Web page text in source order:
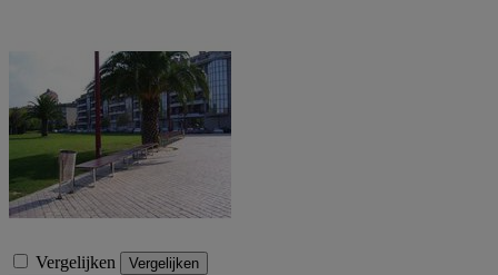
Vergelijken Vergelijken